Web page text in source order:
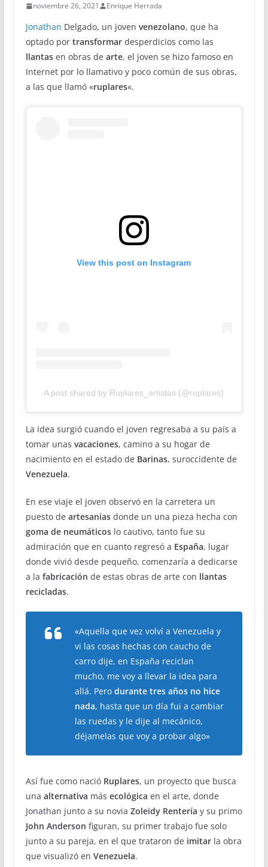
noviembre 26, 2021 Enrique Herrada
Jonathan Delgado, un joven venezolano, que ha
optado por transformar desperdicios como las
llantasen obras de arte, el joven se hizo famoso en
Internet por lo llamativo y poco común de sus obras,
a las que llamó «ruplares«.
View this post on Instagram
A post shared by Ruplares_artistas (@ruplares)
La idea surgió cuando el joven regresaba a su país a
tomar unas vacaciones, camino a su hogar de
nacimiento en el estado de Barinas, suroccidente de
Venezuela.
En ese viaje el joven observó en la carretera un
puesto de artesanías donde un una pieza hecha con
goma de neumáticoslo cautivo, tanto fue su
admiración que en cuanto regresó a España, lugar
donde vivió desde pequeño, comenzaría a dedicarse
a la fabricación de estas obras de arte con llantas
recicladas.
«Aquella que vez volví a Venezuela y
vi las cosas hechas con caucho de
carro dije, en España reciclan
mucho, me voy a llevar la idea para
allá. Pero durante tres años no hice
nada, hasta que un día fui a cambiar
las ruedas y le dije al mecánico,
déjamelas que voy a probar algo»
Así fue como nació Ruplares, un proyecto que busca
una alternativa más ecológica en el arte, donde
Jonathan junto a su novia Zoleidy Rentería y su primo
John Anderson figuran, su primer trabajo fue solo
junto a su pareja, en el que trataron de imitar la obra
que visualizó en Venezuela.